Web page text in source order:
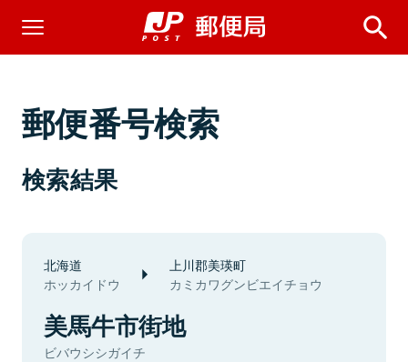
郵便番号検索
検索結果
北海道
ホッカイドウ
上川郡美瑛町
カミカワグンビエイチョウ
美馬牛市街地
ビバウシシガイチ